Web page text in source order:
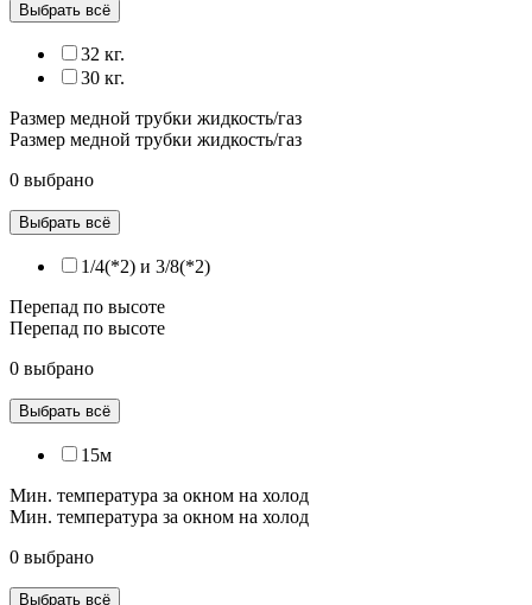
Выбрать всё
32 кг.
30 кг.
Размер медной трубки жидкость/газ
Размер медной трубки жидкость/газ
0 выбрано
Выбрать всё
1/4(*2) и 3/8(*2)
Перепад по высоте
Перепад по высоте
0 выбрано
Выбрать всё
15м
Мин. температура за окном на холод
Мин. температура за окном на холод
0 выбрано
Выбрать всё